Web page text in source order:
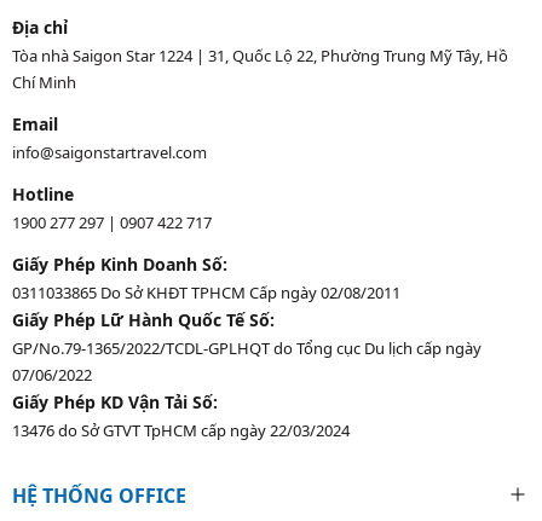
Địa chỉ
Tòa nhà Saigon Star 1224 | 31, Quốc Lộ 22, Phường Trung Mỹ Tây, Hồ
Chí Minh
Email
info@saigonstartravel.com
Hotline
1900 277 297 | 0907 422 717
Giấy Phép Kinh Doanh Số:
0311033865 Do Sở KHĐT TPHCM Cấp ngày 02/08/2011
Giấy Phép Lữ Hành Quốc Tế Số:
GP/No.79-1365/2022/TCDL-GPLHQT do Tổng cục Du lịch cấp ngày
07/06/2022
Giấy Phép KD Vận Tải Số:
13476 do Sở GTVT TpHCM cấp ngày 22/03/2024
HỆ THỐNG OFFICE